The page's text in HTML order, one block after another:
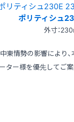
ポリティシュ
外寸：
東情勢の影響により
ター様を優先してご